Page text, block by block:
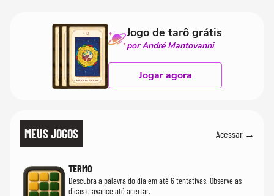
Jogo de tarô grátis
por André Mantovanni
Jogar agora
MEUS JOGOS Acessar →
TERMO
Descubra a palavra do dia em até 6 tentativas. Observe as
dicas e avance até acertar.